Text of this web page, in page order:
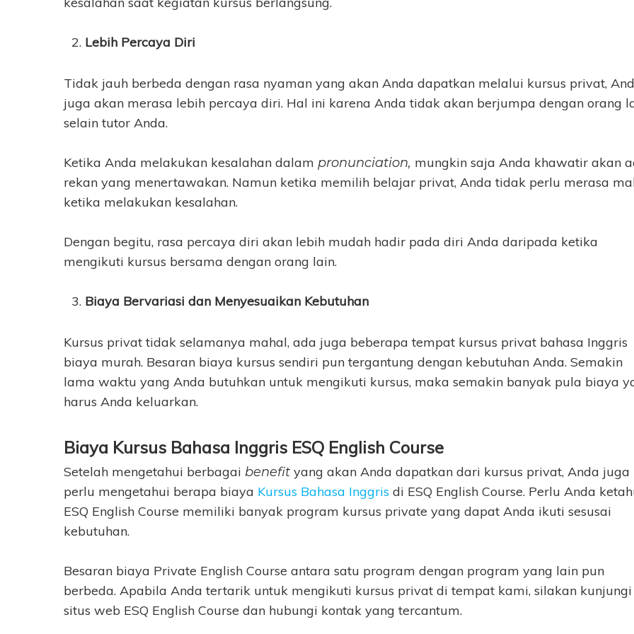
Lebih Percaya Diri
Tidak jauh berbeda dengan rasa nyaman yang akan Anda dapatkan melalui kursus privat,
juga akan merasa lebih percaya diri. Hal ini karena Anda tidak akan berjumpa dengan orang
selain tutor Anda.
Ketika Anda melakukan kesalahan dalam pronunciation, mungkin saja Anda khawatir akan
rekan yang menertawakan. Namun ketika memilih belajar privat, Anda tidak perlu merasa
ketika melakukan kesalahan.
Dengan begitu, rasa percaya diri akan lebih mudah hadir pada diri Anda daripada ketika
mengikuti kursus bersama dengan orang lain.
Biaya Bervariasi dan Menyesuaikan Kebutuhan
Kursus privat tidak selamanya mahal, ada juga beberapa tempat kursus privat bahasa Inggris
biaya murah. Besaran biaya kursus sendiri pun tergantung dengan kebutuhan Anda. Semakin
lama waktu yang Anda butuhkan untuk mengikuti kursus, maka semakin banyak pula biaya
harus Anda keluarkan.
Biaya Kursus Bahasa Inggris ESQ English Course
Setelah mengetahui berbagai benefit yang akan Anda dapatkan dari kursus privat, Anda juga
perlu mengetahui berapa biaya Kursus Bahasa Inggris di ESQ English Course. Perlu Anda
ESQ English Course memiliki banyak program kursus private yang dapat Anda ikuti sesusai
kebutuhan.
Besaran biaya Private English Course antara satu program dengan program yang lain pun
berbeda. Apabila Anda tertarik untuk mengikuti kursus privat di tempat kami, silakan kunjungi
situs web ESQ English Course dan hubungi kontak yang tercantum.